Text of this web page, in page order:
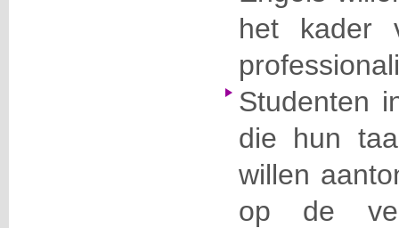
het kader
Studenten
die hun
willen
op de